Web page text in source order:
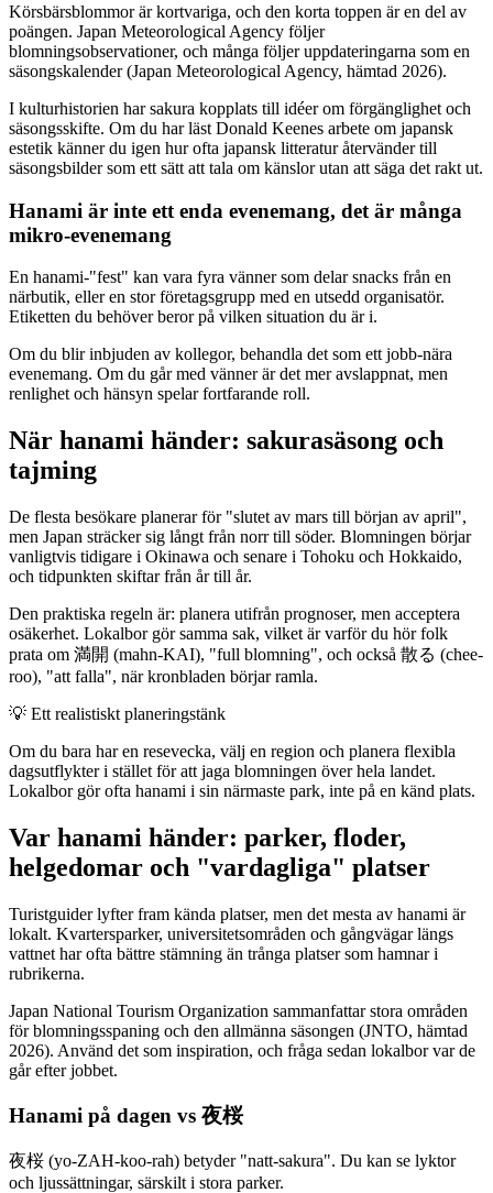
Körsbärsblommor är kortvariga, och den korta toppen är en del av
poängen. Japan Meteorological Agency följer
blomningsobservationer, och många följer uppdateringarna som en
säsongskalender (Japan Meteorological Agency, hämtad 2026).
I kulturhistorien har sakura kopplats till idéer om förgänglighet och
säsongsskifte. Om du har läst Donald Keenes arbete om japansk
estetik känner du igen hur ofta japansk litteratur återvänder till
säsongsbilder som ett sätt att tala om känslor utan att säga det rakt ut.
Hanami är inte ett enda evenemang, det är många
mikro-evenemang
En hanami-"fest" kan vara fyra vänner som delar snacks från en
närbutik, eller en stor företagsgrupp med en utsedd organisatör.
Etiketten du behöver beror på vilken situation du är i.
Om du blir inbjuden av kollegor, behandla det som ett jobb-nära
evenemang. Om du går med vänner är det mer avslappnat, men
renlighet och hänsyn spelar fortfarande roll.
När hanami händer: sakurasäsong och
tajming
De flesta besökare planerar för "slutet av mars till början av april",
men Japan sträcker sig långt från norr till söder. Blomningen börjar
vanligtvis tidigare i Okinawa och senare i Tohoku och Hokkaido,
och tidpunkten skiftar från år till år.
Den praktiska regeln är: planera utifrån prognoser, men acceptera
osäkerhet. Lokalbor gör samma sak, vilket är varför du hör folk
prata om 満開 (mahn-KAI), "full blomning", och också 散る (chee-
roo), "att falla", när kronbladen börjar ramla.
💡 Ett realistiskt planeringstänk
Om du bara har en resevecka, välj en region och planera flexibla
dagsutflykter i stället för att jaga blomningen över hela landet.
Lokalbor gör ofta hanami i sin närmaste park, inte på en känd plats.
Var hanami händer: parker, floder,
helgedomar och "vardagliga" platser
Turistguider lyfter fram kända platser, men det mesta av hanami är
lokalt. Kvartersparker, universitetsområden och gångvägar längs
vattnet har ofta bättre stämning än trånga platser som hamnar i
rubrikerna.
Japan National Tourism Organization sammanfattar stora områden
för blomningsspaning och den allmänna säsongen (JNTO, hämtad
2026). Använd det som inspiration, och fråga sedan lokalbor var de
går efter jobbet.
Hanami på dagen vs 夜桜
夜桜 (yo-ZAH-koo-rah) betyder "natt-sakura". Du kan se lyktor
och ljussättningar, särskilt i stora parker.